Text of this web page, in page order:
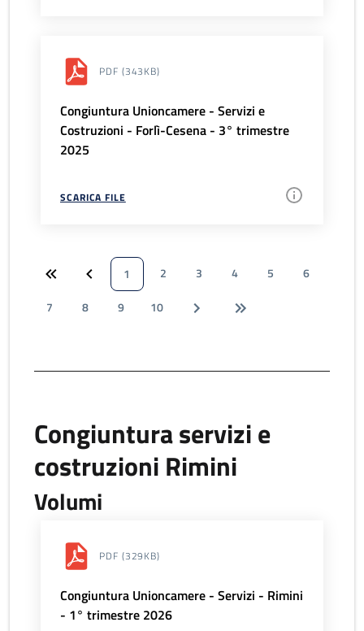
PDF (343KB)
Congiuntura Unioncamere - Servizi e
Costruzioni - Forlì-Cesena - 3° trimestre
2025
SCARICA FILE
1 2 3 4 5
6
7
8 9 10
Congiuntura servizi e
costruzioni Rimini
Volumi
PDF (329KB)
Congiuntura Unioncamere - Servizi - Rimini
- 1° trimestre 2026